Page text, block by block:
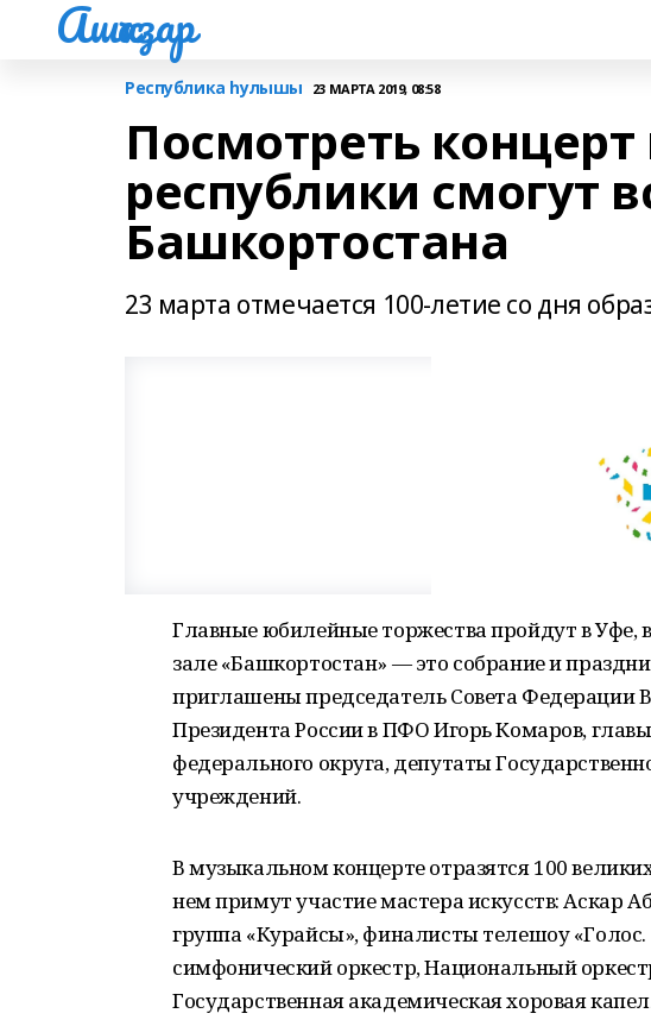
Ашҡаҙар
Республика һулышы 23 МАРТА 2019, 08:58
Посмотреть
республики смогут
Башкортостана
23 марта отмечается 100-летие со дня
Главные юбилейные торжества пройдут в Уфе,
зале «Башкортостан» — это собрание и
приглашены председатель Совета Федерации
Президента России в ПФО Игорь Комаров,
федерального округа, депутаты
учреждений.
В музыкальном концерте отразятся 100
нем примут участие мастера искусств: Аскар
группа «Курайсы», финалисты телешоу
симфонический оркестр, Национальный
Государственная академическая хоровая